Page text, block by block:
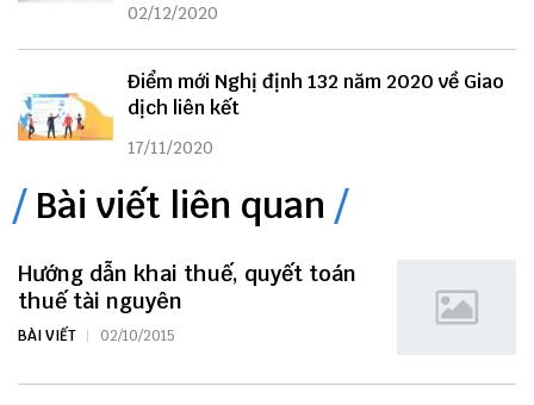
02/12/2020
Điểm mới Nghị định 132 năm 2020 về Giao
dịch liên kết
17/11/2020
Bài viết liên quan
Hướng dẫn khai thuế, quyết toán
thuế tài nguyên
BÀI VIẾT 02/10/2015